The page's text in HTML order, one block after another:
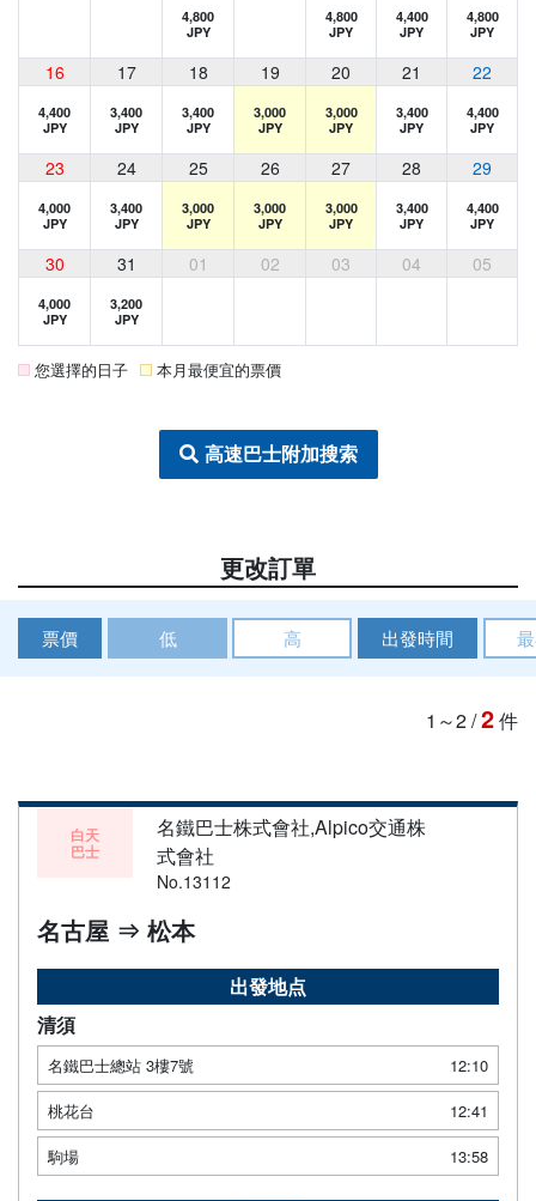
4,800
JPY
4,800
JPY
4,400
JPY
4,800
JPY
16 17 18 19 20 21 22
4,400
JPY
3,400
JPY
3,400
JPY
3,000
JPY
3,000
JPY
3,400
JPY
4,400
JPY
23 24 25 26 27 28 29
4,000
JPY
3,400
JPY
3,000
JPY
3,000
JPY
3,000
JPY
3,400
JPY
4,400
JPY
30 31 01 02 03 04 05
4,000
JPY
3,200
JPY
您選擇的日子 本月最便宜的票價
高速巴士附加搜索
更改訂單
票價 低 高 出發時間
1～2/2件
白天
巴士
名鐵巴士株式會社,Alpico交通株
式會社
No.13112
名古屋 ⇒ 松本
出發地点
清須
名鐵巴士總站 3樓7號
12:10
桃花台
12:41
駒場
13:58